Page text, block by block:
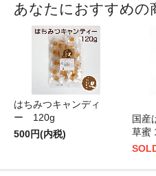
あなたにおすすめの
はちみつキャンディ
ー 120g
500円(内税)
国産
草蜜